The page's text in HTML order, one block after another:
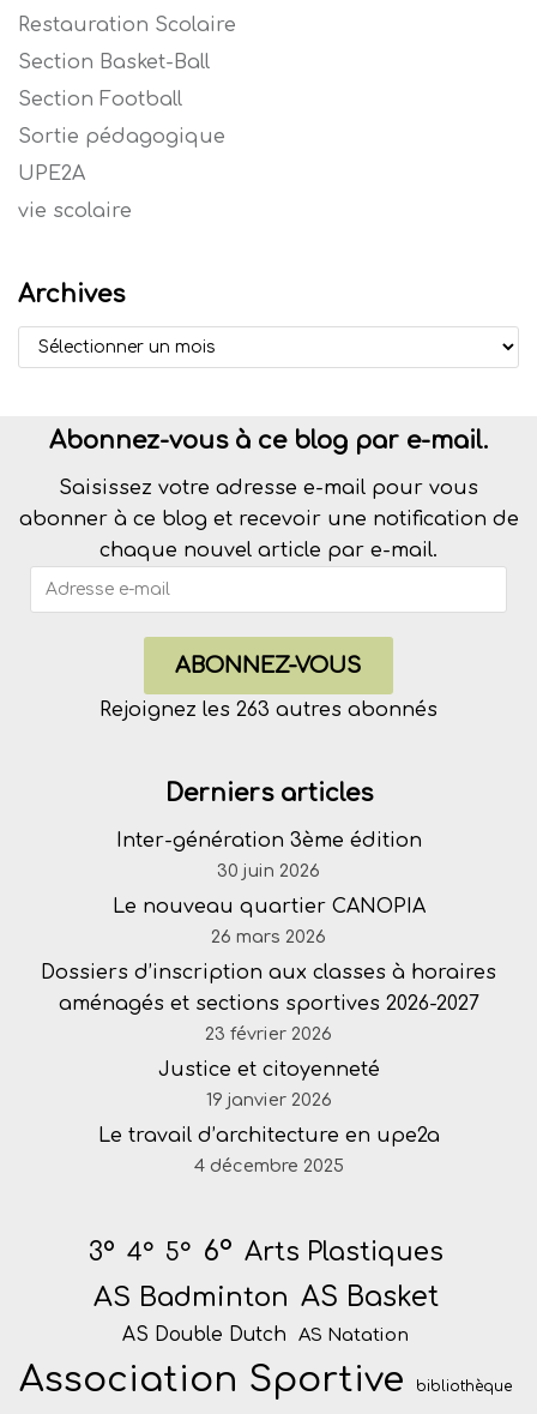
Restauration Scolaire
Section Basket-Ball
Section Football
Sortie pédagogique
UPE2A
vie scolaire
Archives
Abonnez-vous à ce blog par e-mail.
Saisissez votre adresse e-mail pour vous
abonner à ce blog et recevoir une notification de
chaque nouvel article par e-mail.
ABONNEZ-VOUS
Rejoignez les 263 autres abonnés
Derniers articles
Inter-génération 3ème édition
30 juin 2026
Le nouveau quartier CANOPIA
26 mars 2026
Dossiers d’inscription aux classes à horaires
aménagés et sections sportives 2026-2027
23 février 2026
Justice et citoyenneté
19 janvier 2026
Le travail d’architecture en upe2a
4 décembre 2025
3° 4° 5° 6° Arts Plastiques
AS Badminton AS Basket
AS Double Dutch AS Natation
Association Sportive bibliothèque